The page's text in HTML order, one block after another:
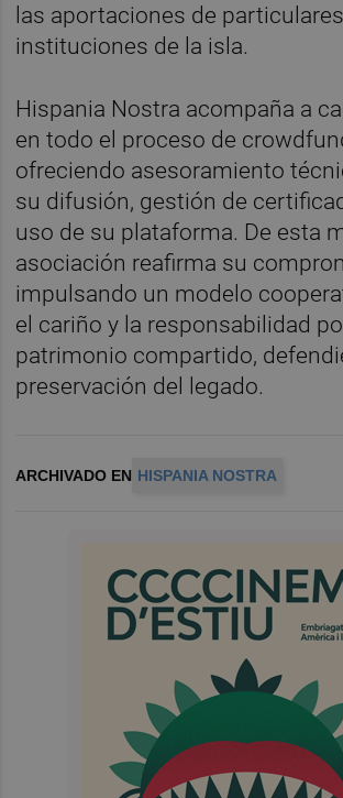
las aportaciones de
instituciones de la isla.
Hispania Nostra acompaña a
en todo el proceso de
ofreciendo asesoramiento
su difusión, gestión de
uso de su plataforma. De esta
asociación reafirma su
impulsando un modelo
el cariño y la responsabilidad
patrimonio compartido,
preservación del legado.
ARCHIVADO EN HISPANIA NOSTRA